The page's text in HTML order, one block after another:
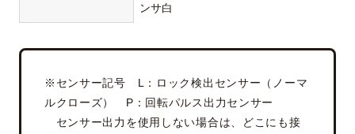
ンサ白
※センサー記号 L：ロック検出センサー（ノーマ
ルクローズ） P：回転パルス出力センサー
センサー出力を使用しない場合は、どこにも接